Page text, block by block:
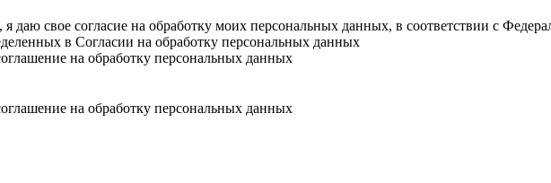
я даю свое согласие на обработку моих персональных данных, в соответствии с
в Согласии на обработку персональных данных
на обработку персональных данных
на обработку персональных данных